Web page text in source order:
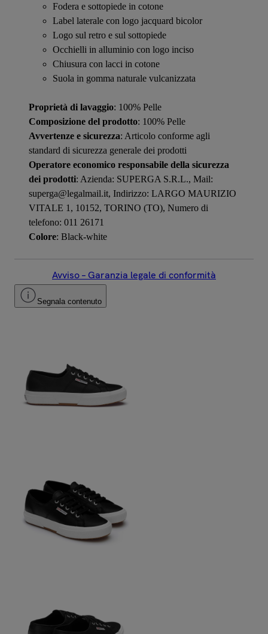
Fodera e sottopiede in cotone
Label laterale con logo jacquard bicolor
Logo sul retro e sul sottopiede
Occhielli in alluminio con logo inciso
Chiusura con lacci in cotone
Suola in gomma naturale vulcanizzata
Proprietà di lavaggio: 100% Pelle
Composizione del prodotto: 100% Pelle
Avvertenze e sicurezza: Articolo conforme agli
standard di sicurezza generale dei prodotti
Operatore economico responsabile della sicurezza
dei prodotti: Azienda: SUPERGA S.R.L., Mail:
superga@legalmail.it, Indirizzo: LARGO MAURIZIO
VITALE 1, 10152, TORINO (TO), Numero di
telefono: 011 26171
Colore: Black-white
Avviso – Garanzia legale di conformità
Segnala contenuto